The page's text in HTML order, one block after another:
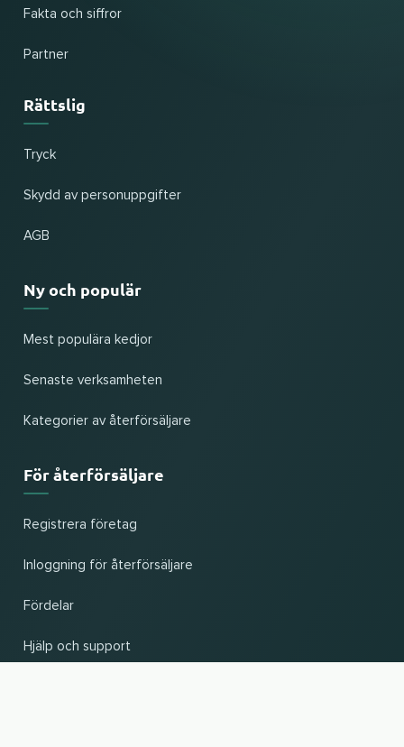
Fakta och siffror
Partner
Rättslig
Tryck
Skydd av personuppgifter
AGB
Ny och populär
Mest populära kedjor
Senaste verksamheten
Kategorier av återförsäljare
För återförsäljare
Registrera företag
Inloggning för återförsäljare
Fördelar
Hjälp och support